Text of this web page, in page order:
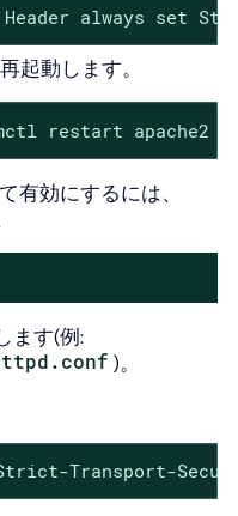
always set
起動します。
restart apache2
有効にするには、
ます(例:
)。
Transport-